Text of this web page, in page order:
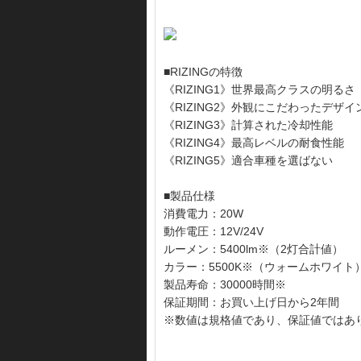
■RIZINGの特徴
《RIZING1》世界最高クラスの明るさ
《RIZING2》外観にこだわったデザイ
《RIZING3》計算された冷却性能
《RIZING4》最高レベルの耐食性能
《RIZING5》適合車種を選ばない
■製品仕様
消費電力：20W
動作電圧：12V/24V
ルーメン：5400lm※（2灯合計値）
カラー：5500K※（ウォームホワイト）
製品寿命：30000時間※
保証期間：お買い上げ日から2年間
※数値は規格値であり、保証値ではあ